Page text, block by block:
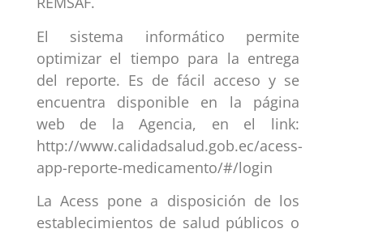
El sistema informático permite
optimizar el tiempo para la entrega
del reporte. Es de fácil acceso y se
encuentra disponible en la página
web de la Agencia, en el link:
http://www.calidadsalud.gob.ec/acess-
app-reporte-medicamento/#/login
La Acess pone a disposición de los
establecimientos de salud públicos o